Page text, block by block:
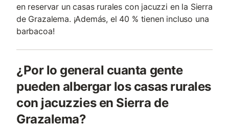
en reservar un casas rurales con jacuzzi en la Sierra
de Grazalema. ¡Además, el 40 % tienen incluso una
barbacoa!
¿Por lo general cuanta gente
pueden albergar los casas rurales
con jacuzzies en Sierra de
Grazalema?